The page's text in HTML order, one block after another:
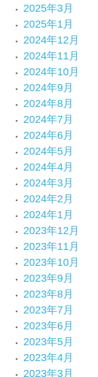
2025年3月
2025年1月
2024年12月
2024年11月
2024年10月
2024年9月
2024年8月
2024年7月
2024年6月
2024年5月
2024年4月
2024年3月
2024年2月
2024年1月
2023年12月
2023年11月
2023年10月
2023年9月
2023年8月
2023年7月
2023年6月
2023年5月
2023年4月
2023年3月